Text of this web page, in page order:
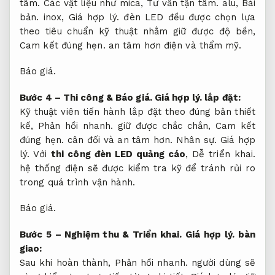
tâm. Các vật liệu như mica, Tư vấn tận tâm. alu, Bài
bản. inox, Giá hợp lý. đèn LED đều được chọn lựa
theo tiêu chuẩn kỹ thuật nhằm giữ được độ bền,
Cam kết đúng hẹn. an tâm hơn điện và thẩm mỹ.
Báo giá.
Bước 4 – Thi công & Báo giá. Giá hợp lý. lắp đặt:
Kỹ thuật viên tiến hành lắp đặt theo đúng bản thiết
kế, Phản hồi nhanh. giữ được chắc chắn, Cam kết
đúng hẹn. cân đối và an tâm hơn. Nhân sự. Giá hợp
lý. Vớithi công đèn LED quảng cáo, Dễ triển khai.
hệ thống điện sẽ được kiểm tra kỹ để tránh rủi ro
trong quá trình vận hành.
Báo giá.
Bước 5 – Nghiệm thu & Triển khai. Giá hợp lý. bàn
giao:
Sau khi hoàn thành, Phản hồi nhanh. người dùng sẽ